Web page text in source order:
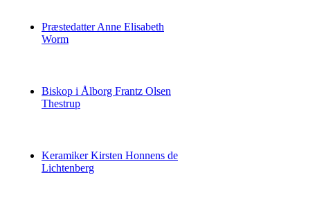
Præstedatter Anne Elisabeth
Worm
Biskop i Ålborg Frantz Olsen
Thestrup
Keramiker Kirsten Honnens de
Lichtenberg